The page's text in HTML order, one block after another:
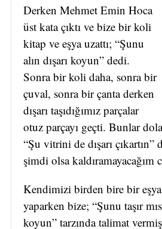
Derken Mehmet Emin Hoca
üst kata çıktı ve bize bir koli
kitap ve eşya uzattı; “Şunu
alın dışarı koyun” dedi.
Sonra bir koli daha, sonra bir
çuval, sonra bir çanta derken
dışarı taşıdığımız parçalar
otuz parçayı geçti. Bunlar
“Şu vitrini de dışarı
şimdi olsa kaldıramayacağım
Kendimizi birden bire bir
yaparken bize; “Şunu taşır
koyun” tarzında talimat